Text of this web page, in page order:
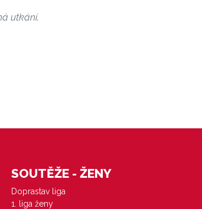
utkání.
SOUTĚŽE - ŽENY
Doprastav liga
1. liga ženy